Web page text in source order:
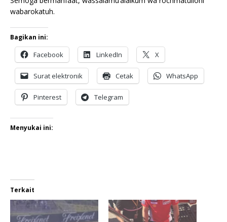
wabarokatuh.
Bagikan ini:
Facebook LinkedIn X
Surat elektronik Cetak WhatsApp
Pinterest Telegram
Menyukai ini:
Terkait